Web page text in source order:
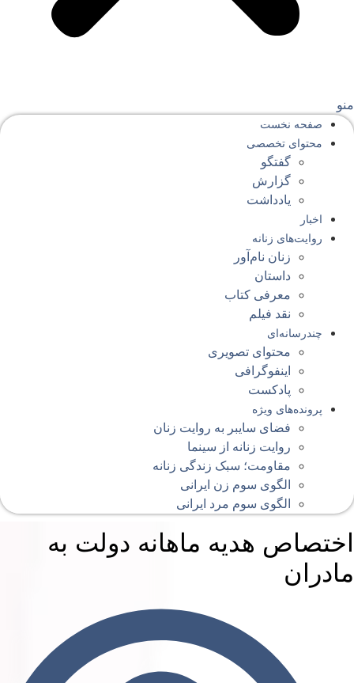
صفحه‌ نخست
محتوای‌ تخصصی
گفتگو
گزارش
یادداشت
اخبار
روایت‌های زنانه
زنان نام‌آور
داستان
معرفی کتاب
نقد فیلم
چندرسانه‌ای
محتوای تصویری
اینفوگرافی
پادکست
پرونده‌های ویژه
فضای سایبر به روایت زنان
روایت زنانه از سینما
مقاومت؛ سبک زندگی زنانه
الگوی سوم زن ایرانی
الگوی سوم مرد ایرانی
هدیه ماهانه دولت به